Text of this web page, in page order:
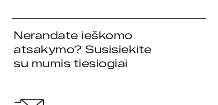
Nerandate ieškomo
atsakymo? Susisiekite
su mumis tiesiogiai